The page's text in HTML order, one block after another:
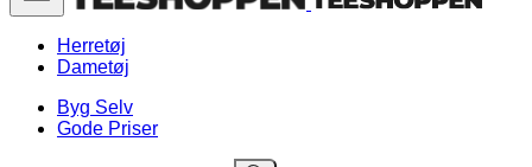
Herretøj
Dametøj
Byg Selv
Gode Priser